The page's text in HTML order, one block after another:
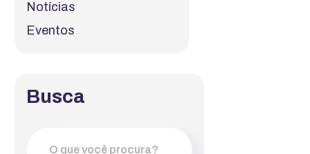
Notícias
Eventos
Busca